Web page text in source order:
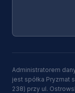
Administratorem
jest spółka Pryzmat
238) przy ul.